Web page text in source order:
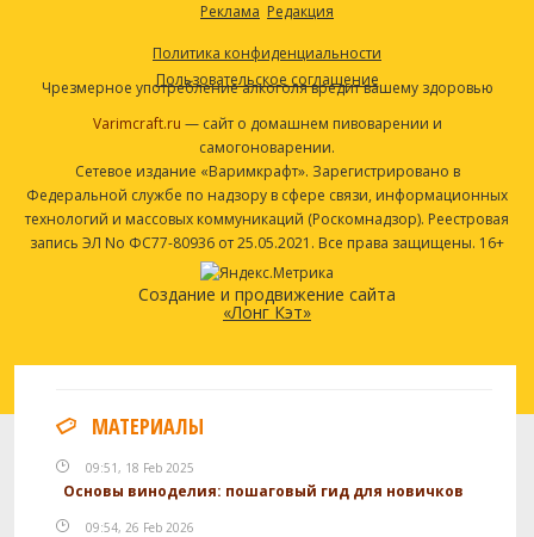
Реклама Редакция
Политика конфиденциальности
Пользовательское соглашение
Чрезмерное употребление алкоголя вредит вашему здоровью
Varimcraft.ru — сайт о домашнем пивоварении и
самогоноварении.
Сетевое издание «Варимкрафт». Зарегистрировано в
Федеральной службе по надзору в сфере связи, информационных
технологий и массовых коммуникаций (Роскомнадзор). Реестровая
запись ЭЛ No ФС77-80936 от 25.05.2021. Все права защищены. 16+
Создание и продвижение сайта
«Лонг Кэт»
МАТЕРИАЛЫ
09:51, 18 Feb 2025
Основы виноделия: пошаговый гид для новичков
09:54, 26 Feb 2026